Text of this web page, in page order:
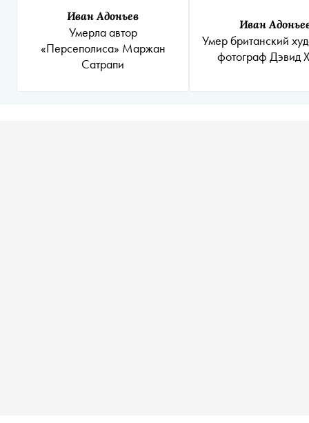
Иван Адоньев
Умерла автор
«Персеполиса» Маржан
Сатрапи
Иван
Умер британский
фотограф Дэвид